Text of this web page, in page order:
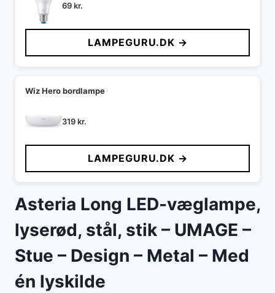
69kr.
LAMPEGURU.DK →
Wiz Hero bordlampe
319kr.
LAMPEGURU.DK →
Asteria Long LED-væglampe,
lyserød, stål, stik – UMAGE –
Stue – Design – Metal – Med
én lyskilde